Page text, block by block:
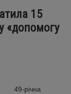
15
«допомогу
49-річна